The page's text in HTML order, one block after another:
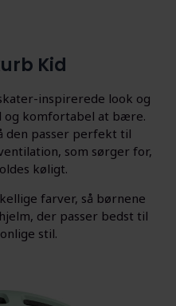
Kid
inspirerede look og
og komfortabel at bære.
den passer perfekt til
som sørger for,
køligt.
farver, så børnene
der passer bedst til
stil.